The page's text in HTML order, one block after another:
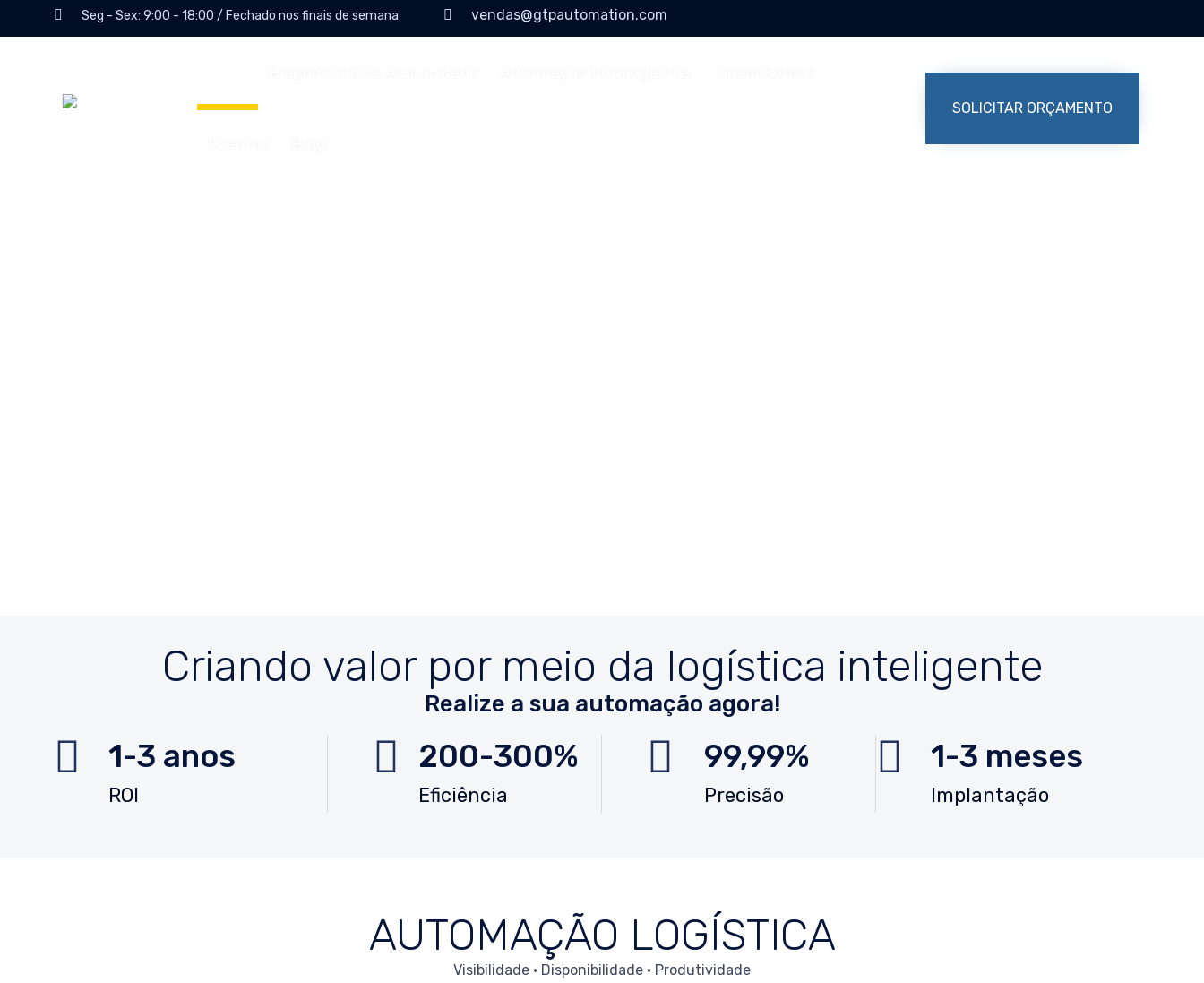
Seg - Sex: 9:00 - 18:00 / Fechado nos finais de semana
vendas@gtpautomation.com
SOLICITAR ORÇAMENTO
Criando valor por meio da logística inteligente
Realize a sua automação agora!
1-3 anos
ROI
200-300%
Eficiência
99,99%
Precisão
1-3 meses
Implantação
AUTOMAÇÃO LOGÍSTICA
Visibilidade • Disponibilidade • Produtividade